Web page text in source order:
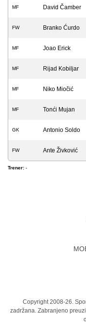
MF David Čamber
FW Branko Ćurdo
MF Joao Erick
MF Rijad Kobiljar
MF Niko Miočić
MF Tonći Mujan
GK Antonio Soldo
FW Ante Živković
Trener: -
Copyright 2008-26.
zadržana. Zabranjeno